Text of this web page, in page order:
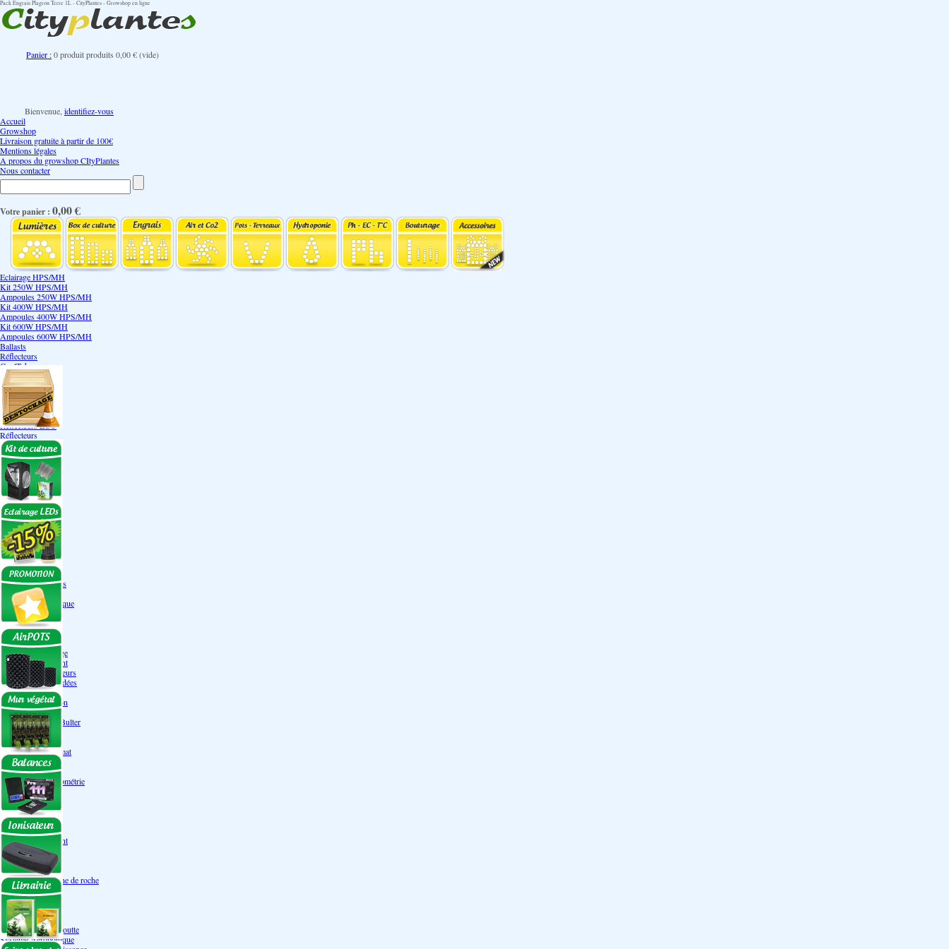
Pack Engrais Plagron Terre 1L - CityPlantes - Growshop en ligne
Panier :0produitproduits 0,00 €(vide)
Bienvenue, identifiez-vous
Accueil
Growshop
Livraison gratuite à partir de 100€
Mentions légales
A propos du growshop CItyPlantes
Nous contacter
Votre panier : 0,00 €
Eclairage HPS/MH
Kit 250W HPS/MH
Ampoules 250W HPS/MH
Kit 400W HPS/MH
Ampoules 400W HPS/MH
Kit 600W HPS/MH
Ampoules 600W HPS/MH
Ballasts
Réflecteurs
CoolTube
Accessoires
Eclairages LEDs
Eclairages ECO
Kits ECO
Ampoules ECO
Réflecteurs ECO
Réflecteurs
Accessoires
Box Discount
Box par marque
Hortibox
Homebox
Dark Room II
GrowLab
Box par taille
Box 40 cm
Box 60 cm
Box 80-90 cm
Box 120 cm
Autres tailles Box
Box double étages
Engrais par familles
Engrais terre
Engrais hydroponique
Engrais-Coco
Boosters
Engrais Pack
Enzymes
Solutions de rinçage
Promotion Discount
Accessoires et doseurs
Engrais pour orchidées
Correcteurs PH
Extraction/Intraction
Ventilation
Ioniseur d'air -AirBulter
Filtre anti-odeur
Diffusion CO²
Contrôleurs de climat
Silencieux
Gaines
Température Hygrométrie
Humidificateurs
Accessoires
Pots - Substrats
Soucoupe
Air Pots originaux
Promotion Discount
Terraux
Autres substrats
Fibre Coco
Billes d'argile- Laine de roche
Irrigation
Orchidées
Système NFT
Ultraponie
Système goutte à goutte
Système Aéroponique